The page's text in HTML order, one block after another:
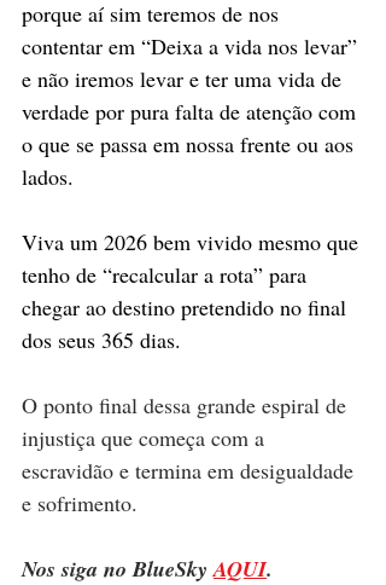
porque aí sim teremos de nos
contentar em “Deixa a vida nos levar”
e não iremos levar e ter uma vida de
verdade por pura falta de atenção com
o que se passa em nossa frente ou aos
lados.
Viva um 2026 bem vivido mesmo que
tenho de “recalcular a rota” para
chegar ao destino pretendido no final
dos seus 365 dias.
O ponto final dessa grande espiral de
injustiça que começa com a
escravidão e termina em desigualdade
e sofrimento.
Nos siga no BlueSky AQUI.